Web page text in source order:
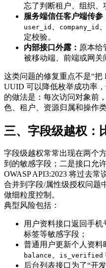
忘了判断租户、组织、
服务端信任客户端传参
user_id company_id
定校验。
内部接口外露： 原本给
被移动端、前端或网关
这类问题的修复重点不是“把
UUID 可以降低枚举成功率
的做法是：每次访问对象前
色、租户、资源归属和操作
三、字段级越权：
字段级越权常常出现在两个
到的敏感字段；二是接口允
OWASP API3:2023 将过去常
合并到字段/属性级授权问题
做细粒度控制。
典型风险包括：
用户资料接口返回手机
标签等敏感字段；
普通用户更新个人资料
balance 、 is_verified
后台列表接口为了“开